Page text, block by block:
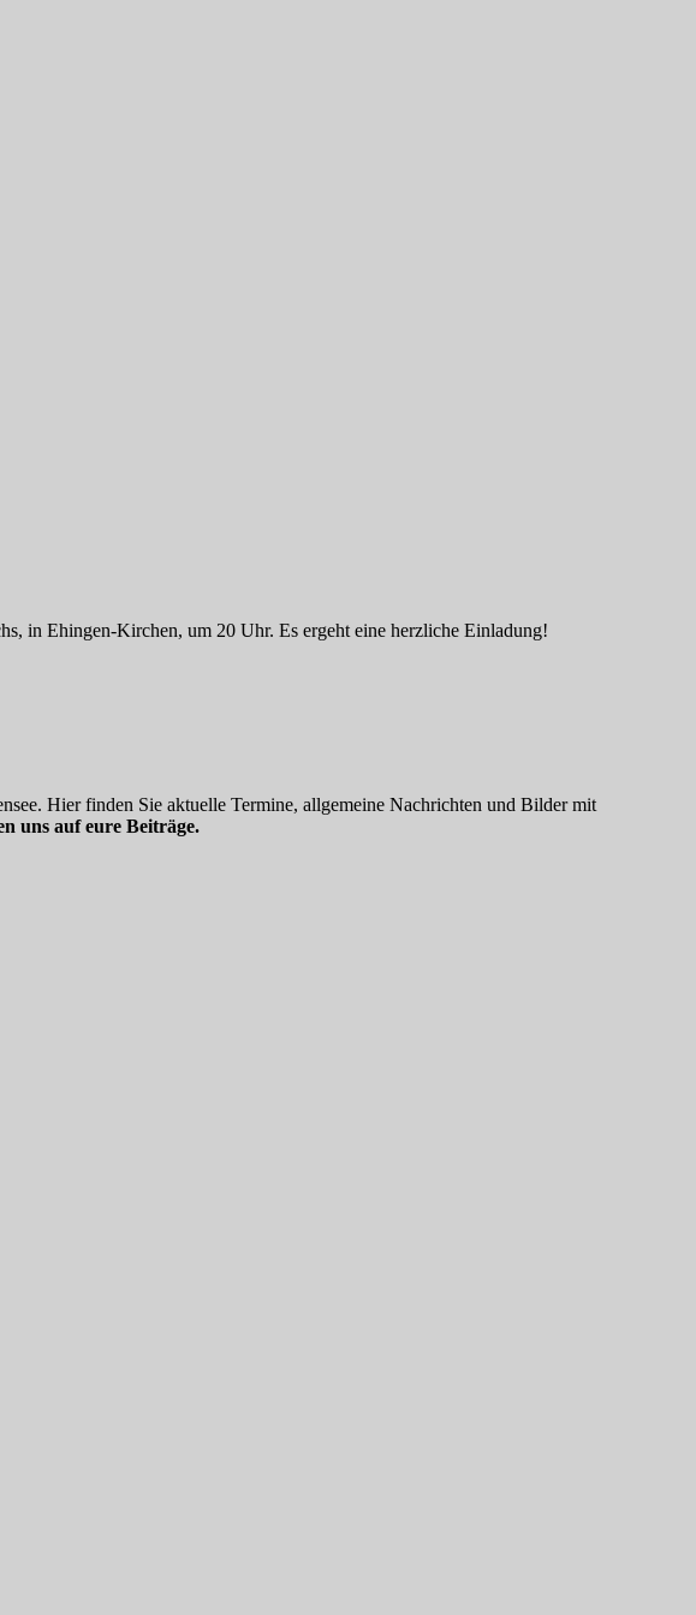
in Ehingen-Kirchen, um 20 Uhr. Es ergeht eine herzliche Einladung!
Hier finden Sie aktuelle Termine, allgemeine Nachrichten und Bilder mit
uns auf eure Beiträge.